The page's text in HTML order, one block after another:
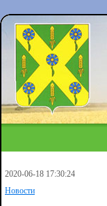
2020-06-18 17:30:24
Новости